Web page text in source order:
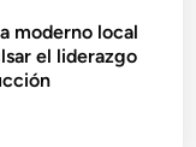
moderno local
el liderazgo